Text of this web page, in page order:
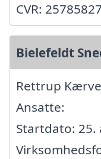
CVR: 25785827
Bielefeldt
Rettrup
Ansatte:
Startdato: 25.